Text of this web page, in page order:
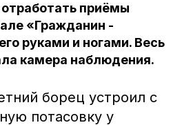
приёмы
«Гражданин -
руками и ногами. Весь
камера наблюдения.
борец устроил с
потасовку у